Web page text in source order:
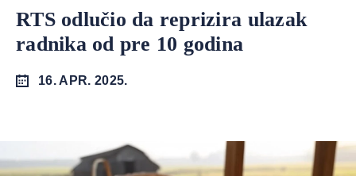
RTS odlučio da reprizira ulazak
radnika od pre 10 godina
16. APR. 2025.